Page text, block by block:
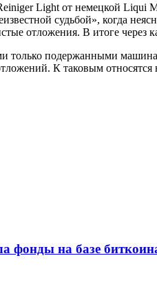
Light от немецкой Liqui
судьбой», когда
отложения. В итоге через
только подержанными
К таковым относятся
фонды на базе